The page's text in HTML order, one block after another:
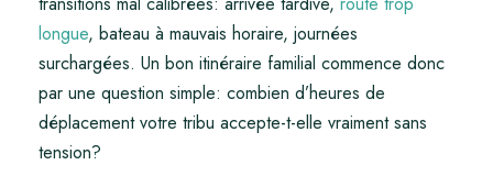
longue, bateau à mauvais horaire, journées
surchargées. Un bon itinéraire familial commence donc
par une question simple: combien d’heures de
déplacement votre tribu accepte-t-elle vraiment sans
tension?